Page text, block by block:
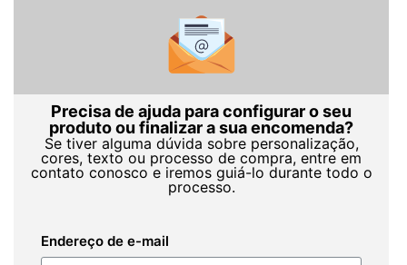
Precisa de ajuda para configurar o seu
produto ou finalizar a sua encomenda?
Se tiver alguma dúvida sobre personalização,
cores, texto ou processo de compra, entre em
contato conosco e iremos guiá-lo durante todo o
processo.
Endereço de e-mail